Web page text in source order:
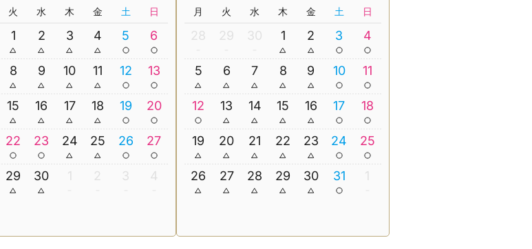
火 水 木 金 土 日
1 2 3 4 5 6
8 9 10 11 12 13
15 16 17 18 19 20
22 23 24 25 26 27
29 30 1 2 3 4
月 火 水 木 金 土 日
28 29 30 1 2 3 4
5 6 7 8 9 10 11
12 13 14 15 16 17 18
19 20 21 22 23 24 25
26 27 28 29 30 31 1